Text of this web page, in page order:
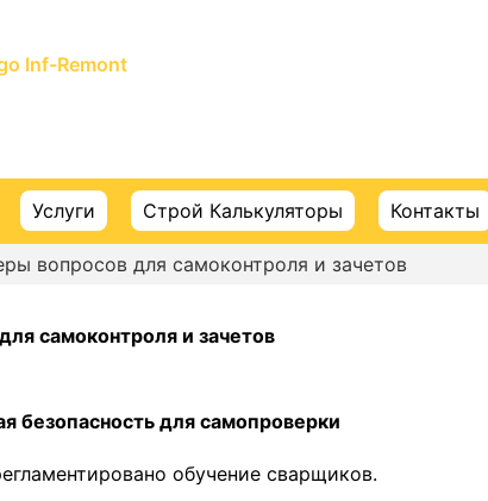
Услуги Строй Калькуляторы Контакты
вопросов для самоконтроля и зачетов
самоконтроля и зачетов
безопасность для самопроверки
обучение сварщиков.